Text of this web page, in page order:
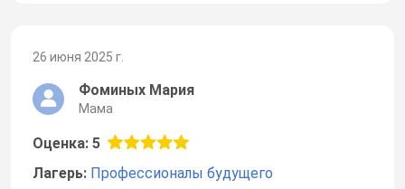
26 июня 2025 г.
Фоминых Мария
Мама
Оценка: 5
Лагерь: Профессионалы будущего